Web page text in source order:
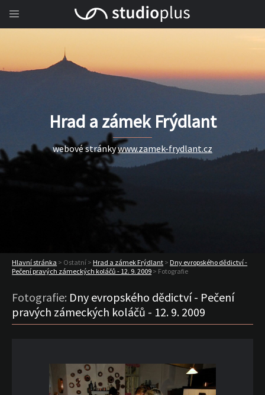
Hrad a zámek Frýdlant
webové stránkywww.zamek-frydlant.cz
Hlavní stránka > Ostatní > Hrad a zámek Frýdlant > Dny evropského dědictví -
Pečení pravých zámeckých koláčů - 12. 9. 2009 > Fotografie
Fotografie: Dny evropského dědictví - Pečení
pravých zámeckých koláčů - 12. 9. 2009